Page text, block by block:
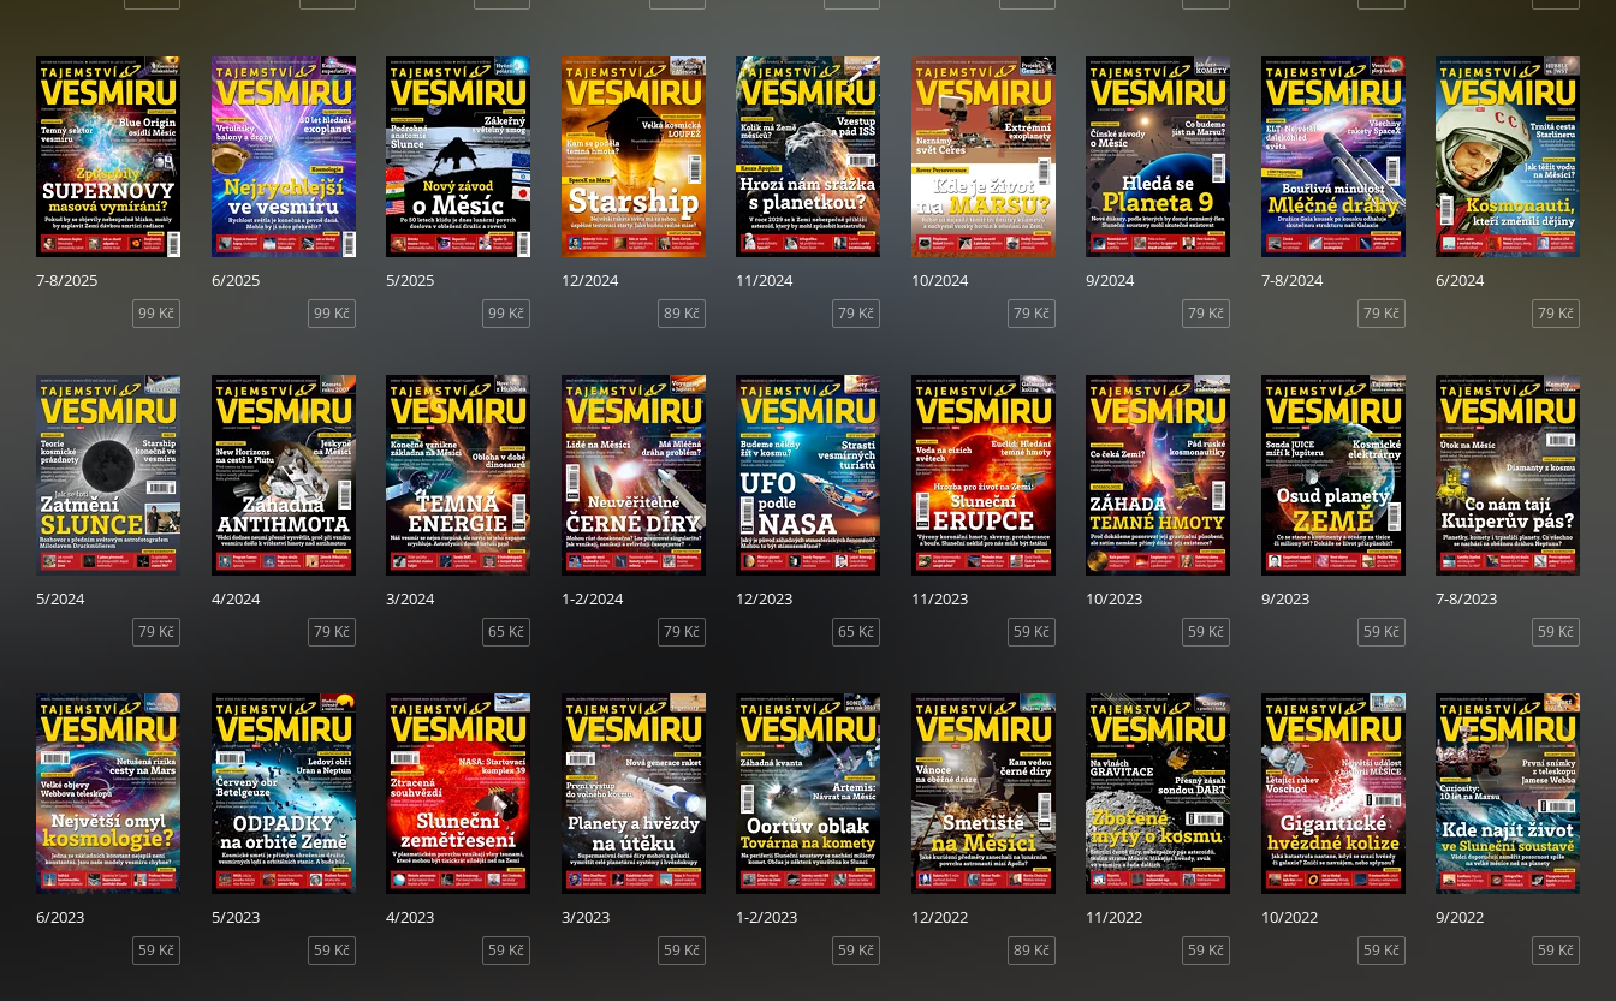
7-8/2025
99 Kč
6/2025
99 Kč
5/2025
99 Kč
12/2024
89 Kč
11/2024
79 Kč
10/2024
79 Kč
9/2024
79 Kč
7-8/2024
79 Kč
6/2024
79 Kč
5/2024
79 Kč
4/2024
79 Kč
3/2024
65 Kč
1-2/2024
79 Kč
12/2023
65 Kč
11/2023
59 Kč
10/2023
59 Kč
9/2023
59 Kč
7-8/2023
59 Kč
6/2023
59 Kč
5/2023
59 Kč
4/2023
59 Kč
3/2023
59 Kč
1-2/2023
59 Kč
12/2022
89 Kč
11/2022
59 Kč
10/2022
59 Kč
9/2022
59 Kč